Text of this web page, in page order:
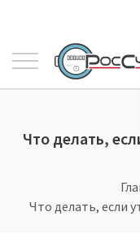
Что делать,
Что делать, если